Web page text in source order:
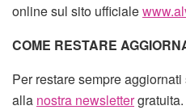
online sul sito ufficiale
COME RESTARE
Per restare sempre
alla nostra newslettergratuita.